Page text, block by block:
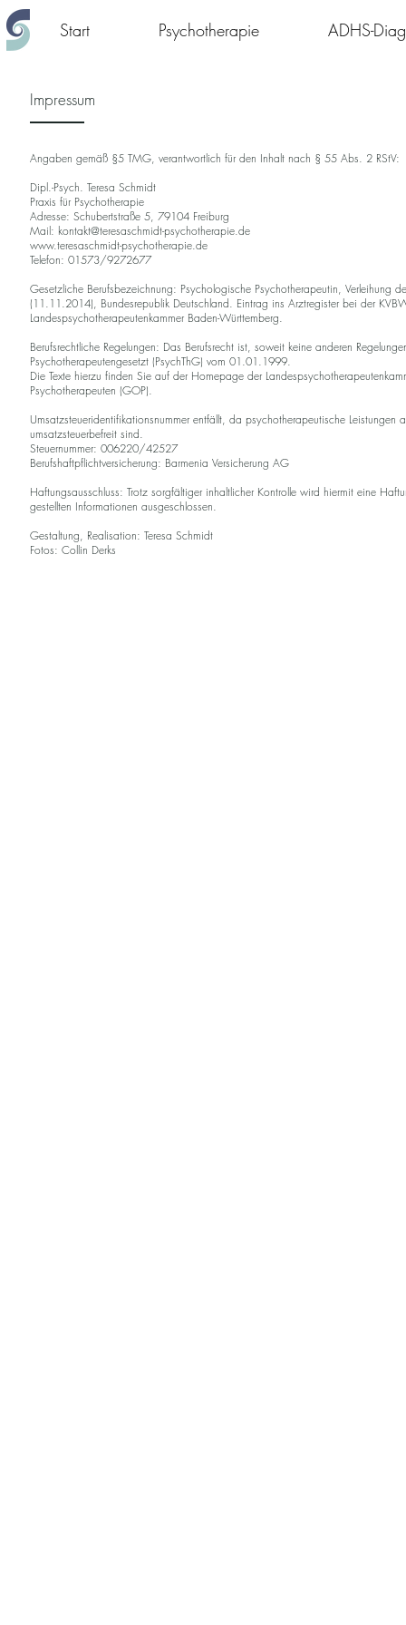
Start Psychotherapie ADHS-
Impressum
Angaben gemäß §5 TMG, verantwortlich für den Inhalt nach § 55 Abs. 2 RStV:
Dipl.-Psych. Teresa Schmidt
Praxis für Psychotherapie
Adresse: Schubertstraße 5, 79104 Freiburg
Mail: kontakt@teresaschmidt-psychotherapie.de
www.teresaschmidt-psychotherapie.de
Telefon: 01573/9272677
Gesetzliche Berufsbezeichnung: Psychologische Psychotherapeutin, Verleihung
(11.11.2014), Bundesrepublik Deutschland. Eintrag ins Arztregister bei der
Landespsychotherapeutenkammer Baden-Württemberg.
Berufsrechtliche Regelungen: Das Berufsrecht ist, soweit keine anderen
Psychotherapeutengesetzt (PsychThG) vom 01.01.1999.
Die Texte hierzu finden Sie auf der Homepage der
Psychotherapeuten (GOP).
Umsatzsteueridentifikationsnummer entfällt, da psychotherapeutische
umsatzsteuerbefreit sind.
Steuernummer: 006220/42527
Berufshaftpflichtversicherung: Barmenia Versicherung AG
Haftungsausschluss: Trotz sorgfältiger inhaltlicher Kontrolle wird hiermit eine
gestellten Informationen ausgeschlossen.
Gestaltung, Realisation: Teresa Schmidt
Fotos: Collin Derks